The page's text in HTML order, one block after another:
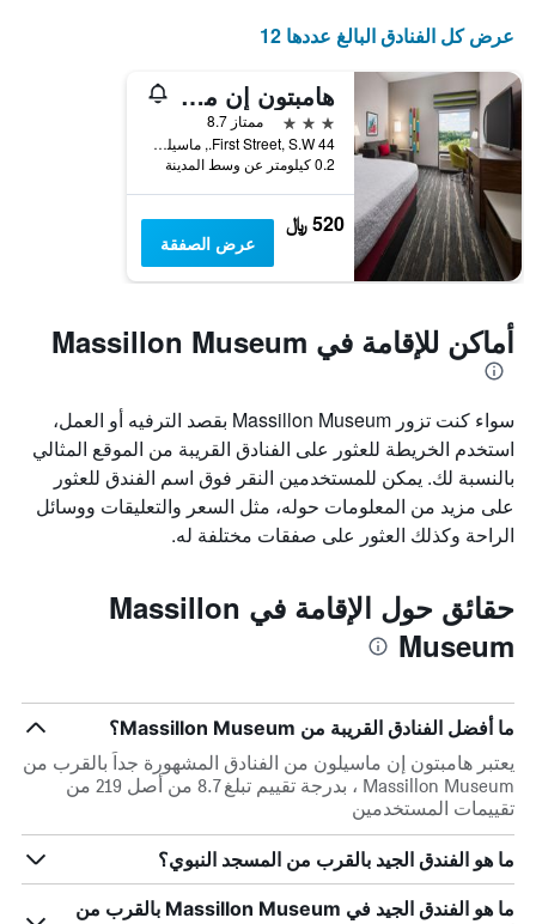
عرض كل الفنادق البالغ عددها 12
هامبتون إن ماسيلون
3 نجوم
ممتاز 8.7
44 First Street, S.W., ماسيلون, OH, الولايات المتحدة الأميريكية
0.2 كيلومتر عن وسط المدينة
520 ﷼
عرض الصفقة
أماكن للإقامة في Massillon Museum
سواء كنت تزور Massillon Museum بقصد الترفيه أو العمل،
استخدم الخريطة للعثور على الفنادق القريبة من الموقع المثالي
بالنسبة لك. يمكن للمستخدمين النقر فوق اسم الفندق للعثور
على مزيد من المعلومات حوله، مثل السعر والتعليقات ووسائل
الراحة وكذلك العثور على صفقات مختلفة له.
حقائق حول الإقامة في Massillon
Museum
ما أفضل الفنادق القريبة من Massillon Museum؟
يعتبر هامبتون إن ماسيلون من الفنادق المشهورة جداً بالقرب من
Massillon Museum ، بدرجة تقييم تبلغ 8.7 من أصل 219 من
تقييمات المستخدمين
ما هو الفندق الجيد بالقرب من المسجد النبوي؟
ما هو الفندق الجيد في Massillon Museum بالقرب من